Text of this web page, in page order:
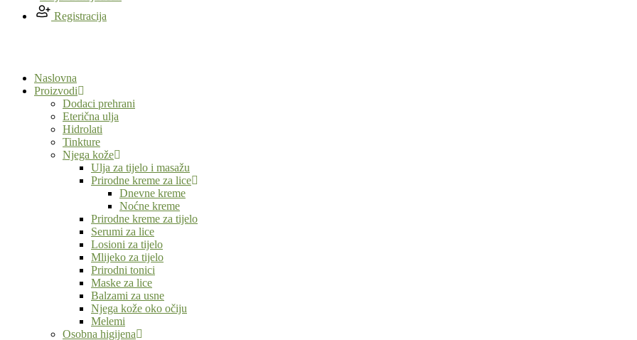
Registracija
Naslovna
Proizvodi
Dodaci prehrani
Eterična ulja
Hidrolati
Tinkture
Njega kože
Ulja za tijelo i masažu
Prirodne kreme za lice
Dnevne kreme
Noćne kreme
Prirodne kreme za tijelo
Serumi za lice
Losioni za tijelo
Mlijeko za tijelo
Prirodni tonici
Maske za lice
Balzami za usne
Njega kože oko očiju
Melemi
Osobna higijena